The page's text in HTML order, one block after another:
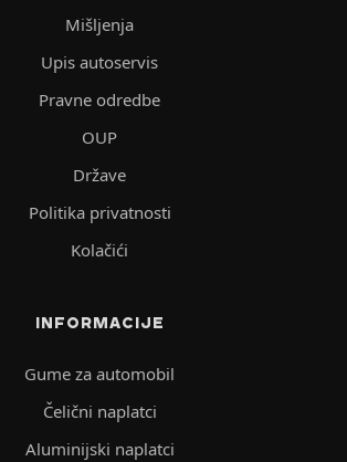
Mišljenja
Upis autoservis
Pravne odredbe
OUP
Države
Politika privatnosti
Kolačići
INFORMACIJE
Gume za automobil
Čelični naplatci
Aluminijski naplatci